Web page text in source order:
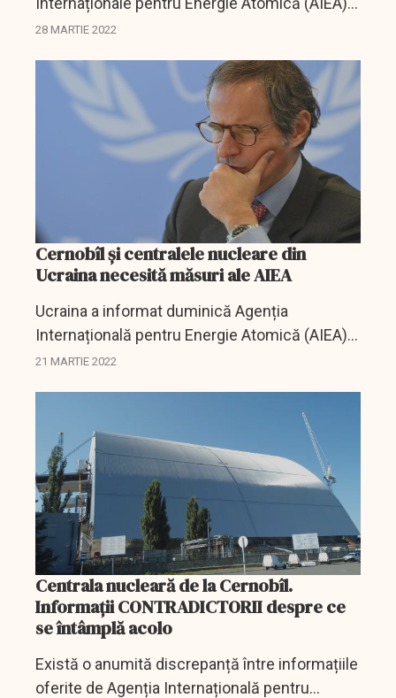
că încă nu știe când ar putea avea loc
Centrala Nucleară (CNE)...
28 MARTIE 2022
Cernobîl și centralele nucleare din
Ucraina necesită măsuri ale AIEA
Ucraina a informat duminică Agenția
Internațională pentru Energie Atomică (AIEA)
că aproximativ jumătate din personalul de la
21 MARTIE 2022
Centrala nucleară de la Cernobîl.
Informații CONTRADICTORII despre ce
se întâmplă acolo
Există o anumită discrepanță între informațiile
oferite de Agenția Internațională pentru